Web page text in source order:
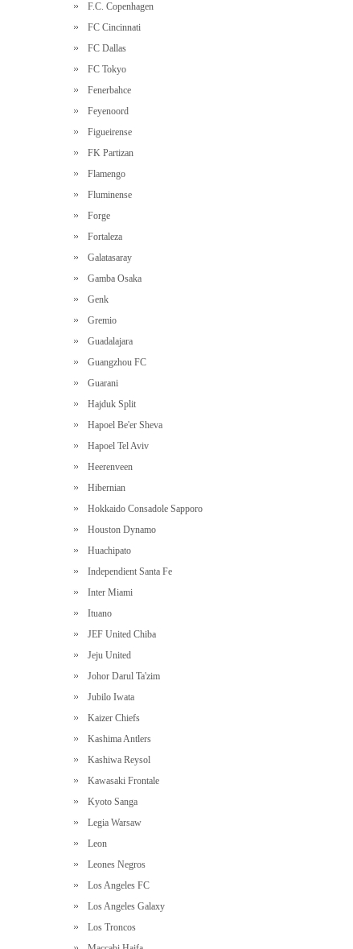
F.C. Copenhagen
FC Cincinnati
FC Dallas
FC Tokyo
Fenerbahce
Feyenoord
Figueirense
FK Partizan
Flamengo
Fluminense
Forge
Fortaleza
Galatasaray
Gamba Osaka
Genk
Gremio
Guadalajara
Guangzhou FC
Guarani
Hajduk Split
Hapoel Be'er Sheva
Hapoel Tel Aviv
Heerenveen
Hibernian
Hokkaido Consadole Sapporo
Houston Dynamo
Huachipato
Independient Santa Fe
Inter Miami
Ituano
JEF United Chiba
Jeju United
Johor Darul Ta'zim
Jubilo Iwata
Kaizer Chiefs
Kashima Antlers
Kashiwa Reysol
Kawasaki Frontale
Kyoto Sanga
Legia Warsaw
Leon
Leones Negros
Los Angeles FC
Los Angeles Galaxy
Los Troncos